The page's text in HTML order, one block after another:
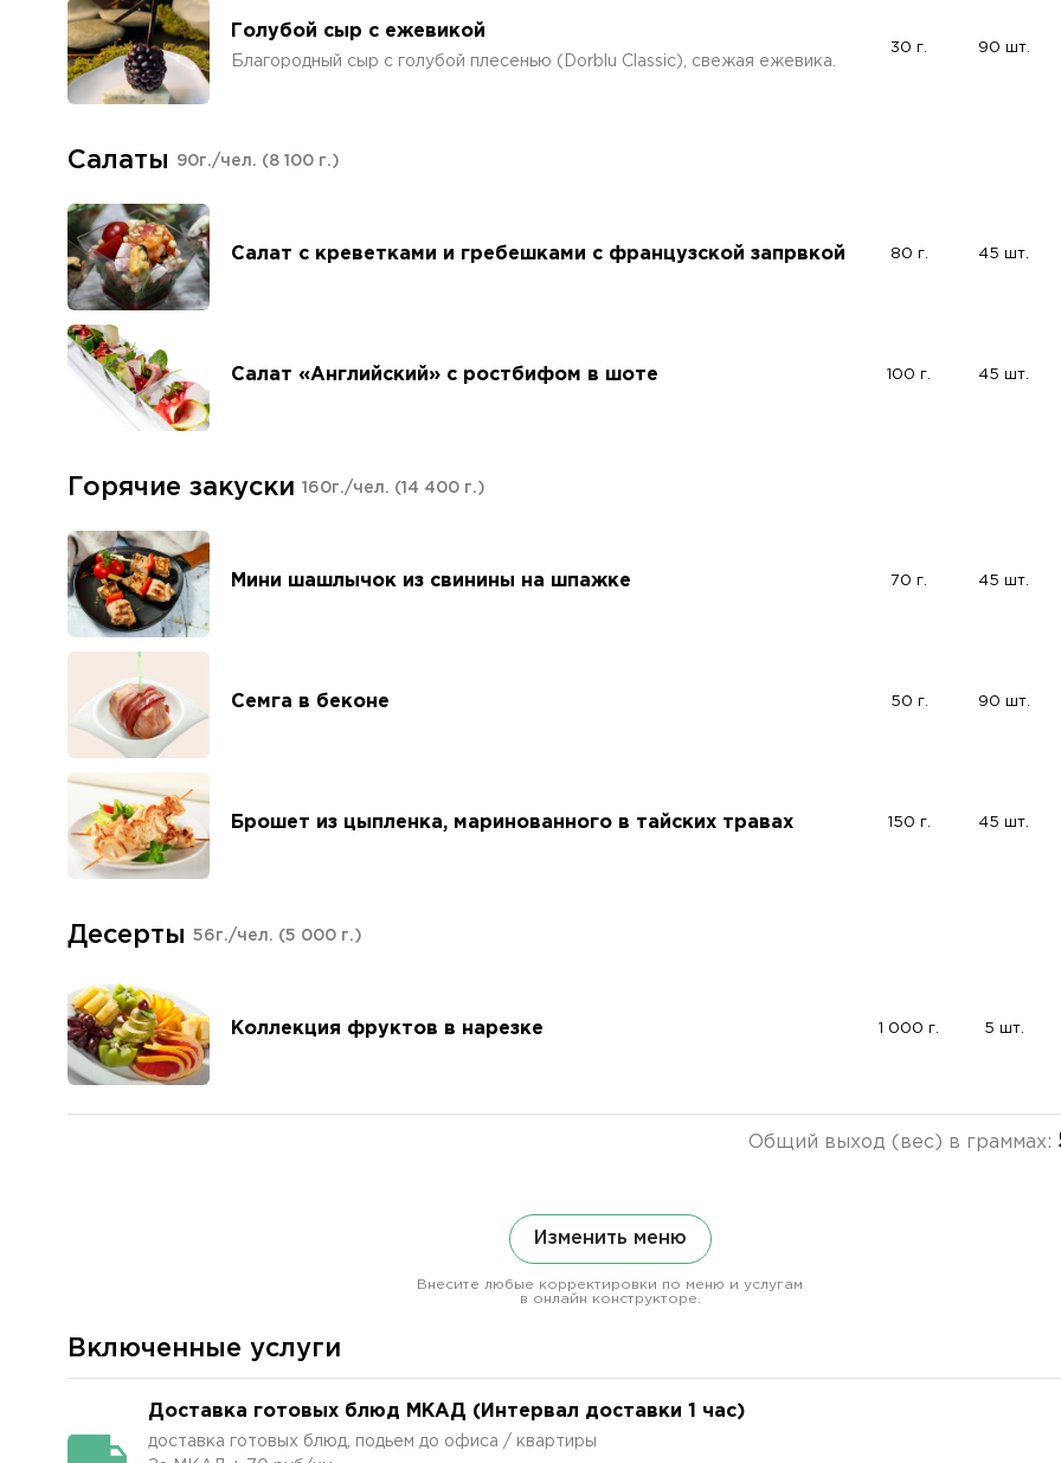
Голубой сыр с ежевикой
Благородный сыр с голубой плесенью (Dorblu Classic), свежая ежевика.
30 г. 90 шт.
Салаты 90г./чел. (8 100 г.)
Салат с креветками и гребешками с французской запрвкой 80 г. 45 шт.
Салат «Английский» с ростбифом в шоте 100 г. 45 шт.
Горячие закуски 160г./чел. (14 400 г.)
Мини шашлычок из свинины на шпажке 70 г. 45 шт.
Семга в беконе 50 г. 90 шт.
Брошет из цыпленка, маринованного в тайских травах 150 г. 45 шт.
Десерты 56г./чел. (5 000 г.)
Коллекция фруктов в нарезке 1 000 г. 5 шт.
Общий выход (вес) в граммах:
Изменить меню
Внесите любые корректировки по меню и услугам
в онлайн конструкторе.
Включенные услуги
Доставка готовых блюд МКАД (Интервал доставки 1 час)
доставка готовых блюд, подьем до офиса / квартиры